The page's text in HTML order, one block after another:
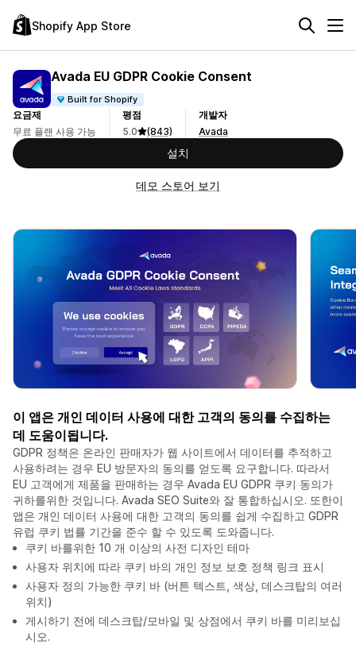
Shopify App Store
Avada EU GDPR Cookie Consent
Built for Shopify
요금제
무료 플랜 사용 가능
평점
5.0
(843)
개발자
Avada
설치
데모 스토어 보기
이 앱은 개인 데이터 사용에 대한 고객의 동의를 수집하는
데 도움이됩니다.
GDPR 정책은 온라인 판매자가 웹 사이트에서 데이터를 추적하고
사용하려는 경우 EU 방문자의 동의를 얻도록 요구합니다. 따라서
EU 고객에게 제품을 판매하는 경우 Avada EU GDPR 쿠키 동의가
귀하를위한 것입니다. Avada SEO Suite와 잘 통합하십시오. 또한이
앱은 개인 데이터 사용에 대한 고객의 동의를 쉽게 수집하고 GDPR
유럽 쿠키 법률 기간을 준수 할 수 있도록 도와줍니다.
쿠키 바를위한 10 개 이상의 사전 디자인 테마
사용자 위치에 따라 쿠키 바의 개인 정보 보호 정책 링크 표시
사용자 정의 가능한 쿠키 바 (버튼 텍스트, 색상, 데스크탑의 여러
위치)
게시하기 전에 데스크탑/모바일 및 상점에서 쿠키 바를 미리보십
시오.